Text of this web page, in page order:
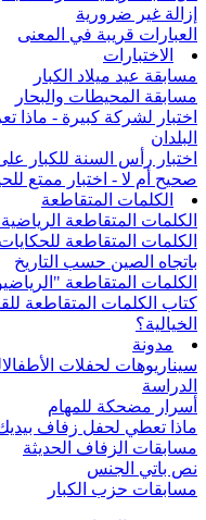
إزالة غير ضرورية
العبارات قريبة في المعنى
الاختبارات
مسابقة عيد ميلاد الكبار
مسابقة المحيطات والبحار
اختبار لشركة كبيرة -
البلدان
اختبار رأس السنة للكبار
صحيح أم لا - اختبار ممتع
الكلمات المتقاطعة
الكلمات المتقاطعة
الكلمات المتقاطعة
باتجاه الصين حسب التاريخ
الكلمات المتقاطعة
كتاب الكلمات المتقاطعة
الخيالية؟
مدونة
سيناريوهات لحفلات الأطفال
الدراسة
أسرار مضحكة للمهام
ماذا تعطي لحفل زفاف
مسابقات الزفاف الحديثة
نص باتي الجنس
مسابقات حزب الكبار